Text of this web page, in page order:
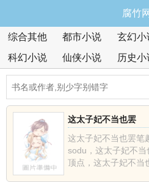
腐竹网
综合其他 都市小说 玄幻小
科幻小说
仙侠小说 历史小
这太子妃不当也罢
这太子妃不当也罢笔
sodu，这太子妃不
顶点，这太子妃不当